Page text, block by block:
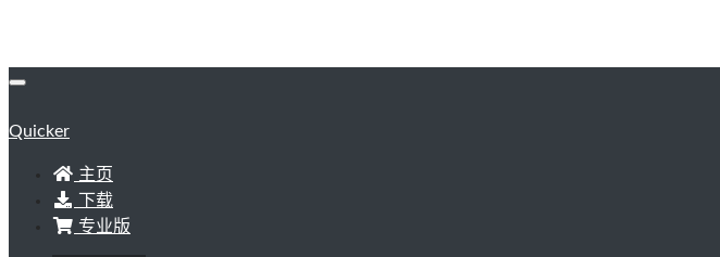
Quicker
主页
下载
专业版